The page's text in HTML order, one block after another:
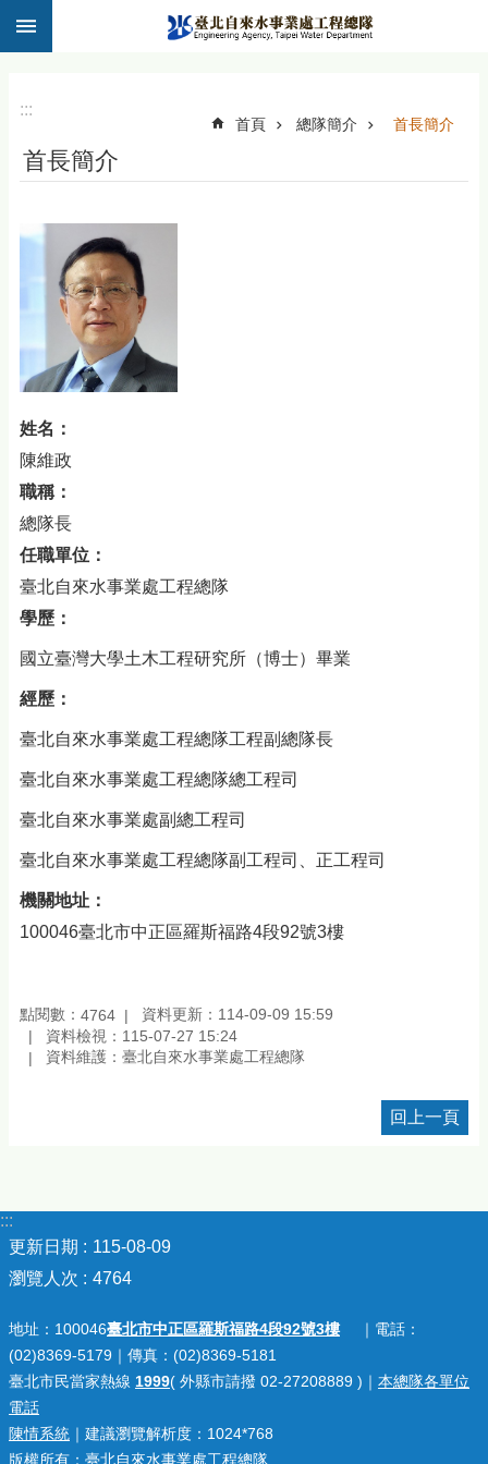
跳到主要內容區塊
:::
首頁 總隊簡介 首長簡介
首長簡介
姓名：
陳維政
職稱：
總隊長
任職單位：
臺北自來水事業處工程總隊
學歷：
國立臺灣大學土木工程研究所（博士）畢業
經歷：
臺北自來水事業處工程總隊工程副總隊長
臺北自來水事業處工程總隊總工程司
臺北自來水事業處副總工程司
臺北自來水事業處工程總隊副工程司、正工程司
機關地址：
100046臺北市中正區羅斯福路4段92號3樓
點閱數： 4764
資料更新：114-09-09 15:59
資料檢視：115-07-27 15:24
資料維護：臺北自來水事業處工程總隊
回上一頁
:::
更新日期
115-08-09
瀏覽人次
4764
地址：100046臺北市中正區羅斯福路4段92號3樓｜電話：
(02)8369-5179｜傳真：(02)8369-5181
臺北市民當家熱線 1999( 外縣市請撥 02-27208889 )｜ 本總隊各單位
電話
陳情系統 ｜建議瀏覽解析度：1024*768
版權所有：臺北自來水事業處工程總隊